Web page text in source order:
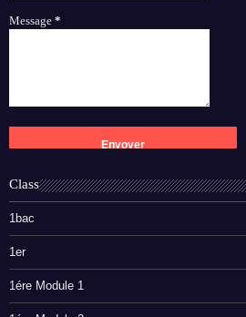
Message *
Class
1bac
1er
1ére Module 1